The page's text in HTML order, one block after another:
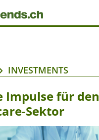
INVESTMENTS
Impulse für den
Sektor